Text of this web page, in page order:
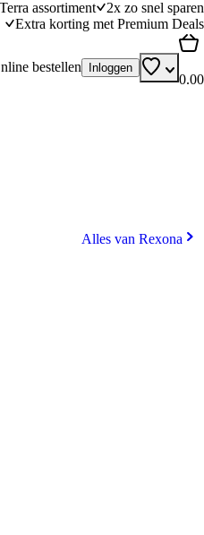
assortiment
2x zo snel sparen
Extra korting met Premium Deals
bestellen Inloggen
0.00
Alles van Rexona